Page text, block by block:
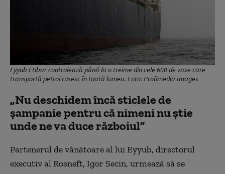
Eyyub Etibar controlează până la o treime din cele 600 de vase care
transportă petrol rusesc în toată lumea. Foto: Profimedia Images
„Nu deschidem încă sticlele de
șampanie pentru că nimeni nu știe
unde ne va duce războiul”
Partenerul de vânătoare al lui Eyyub, directorul
executiv al Rosneft, Igor Secin, urmează să se